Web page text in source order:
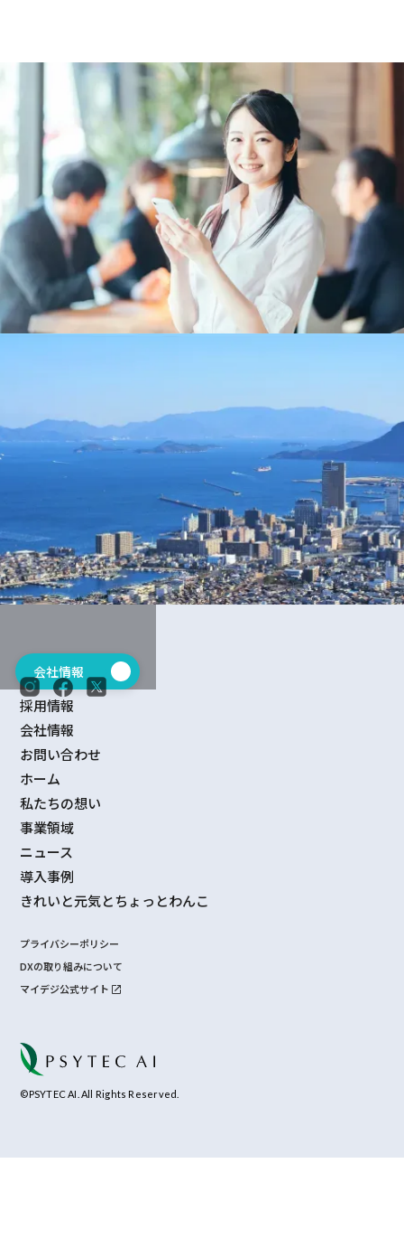
会社情報
©PSYTEC AI. All Rights Reserved.
ホーム
私たちの想い
事業領域
ニュース
導入事例
きれいと元気とちょっとわんこ
プライバシーポリシー
DXの取り組みについて
マイデジ公式サイト
採用情報
会社情報
お問い合わせ